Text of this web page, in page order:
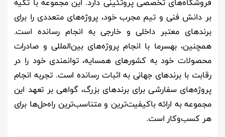
بر دانش فنی و تیم مجرب خود، پروژه‌های متعددی را برای
برندهای معتبر داخلی و خارجی به انجام رسانده است.
همچنین، بهسرما با انجام پروژه‌های بین‌المللی و صادرات
محصولات خود به کشورهای همسایه، توانمندی خود را در
رقابت با برندهای جهانی به اثبات رسانده است. تجربه انجام
پروژه‌های سفارشی برای برندهای بزرگ، گواهی بر تعهد این
مجموعه به ارائه باکیفیت‌ترین و متناسب‌ترین راه‌حل‌ها برای
هر کسب‌وکار است.